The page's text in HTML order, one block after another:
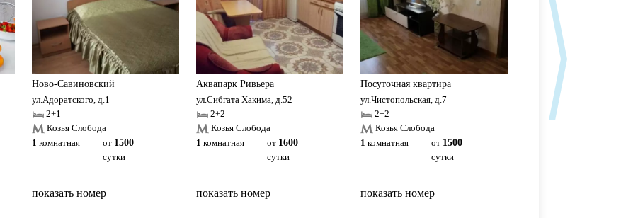
Ново-Савиновский
ул.Адоратского, д.1
2+1
Козья Слобода
1 комнатная от 1500
сутки
показать номер
Аквапарк Ривьера
ул.Сибгата Хакима, д.52
2+2
Козья Слобода
1 комнатная от 1600
сутки
показать номер
Посуточная квартира
ул.Чистопольская, д.7
2+2
Козья Слобода
1 комнатная от 1500
сутки
показать номер
Аквапарк Ривьера
ул.Чистопольская, д.61Б
2+2